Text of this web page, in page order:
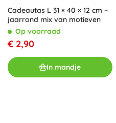
Cadeautas L 31 × 40 × 12 cm –
jaarrond mix van motieven
Op voorraad
€ 2,90
In mandje